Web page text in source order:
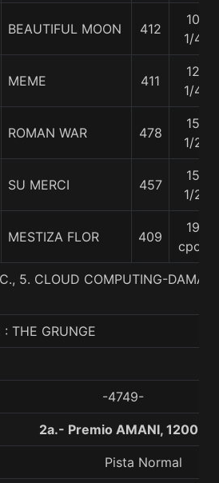
BEAUTIFUL MOON 412
10
1/4
MEME 411
12
1/4
ROMAN WAR 478
15
1/2
SU MERCI 457
15
1/2
MESTIZA FLOR 409
19
cpos
5. CLOUD COMPUTING-DAMA
: THE GRUNGE
-4749-
2a.- Premio AMANI, 1200
Pista Normal